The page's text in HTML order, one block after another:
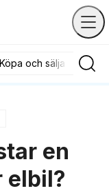
Köpa och sälja
en
elbil?